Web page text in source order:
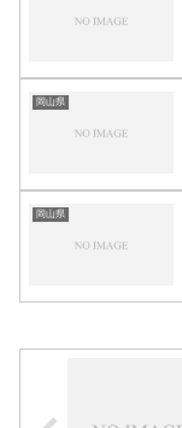
岡山県
岡山県